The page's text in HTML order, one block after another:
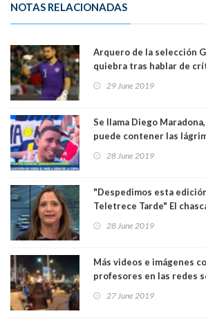
NOTAS RELACIONADAS
Arquero de la selección
quiebra tras hablar de
atrás por mi familia”. Ver
29 June 2019
Se llama Diego
puede contener las
regalaran un entrada
28 June 2019
"Despedimos esta
Teletrece Tarde" El
Pérez. Ver Video
28 June 2019
Más videos e imágenes
profesores en las redes
cacerolazo de los
27 June 2019